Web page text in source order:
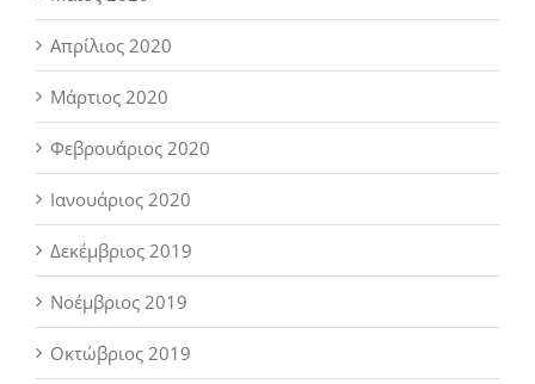
Απρίλιος 2020
Μάρτιος 2020
Φεβρουάριος 2020
Ιανουάριος 2020
Δεκέμβριος 2019
Νοέμβριος 2019
Οκτώβριος 2019